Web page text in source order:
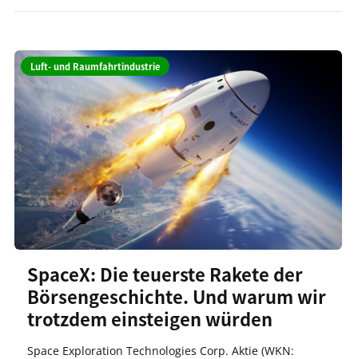
Luft- und Raumfahrtindustrie
SpaceX: Die teuerste Rakete der
Börsengeschichte. Und warum wir
trotzdem einsteigen würden
Space Exploration Technologies Corp. Aktie (WKN: